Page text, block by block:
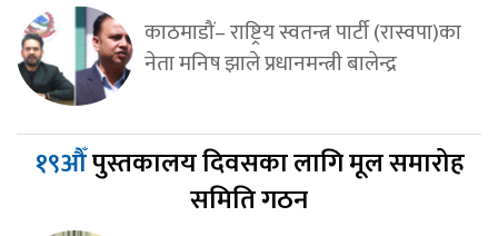
काठमाडौं– राष्ट्रिय स्वतन्त्र पार्टी (रास्वपा)का
नेता मनिष झाले प्रधानमन्त्री बालेन्द्र
१९औँपुस्तकालय दिवसका लागि मूल समारोह
समिति गठन